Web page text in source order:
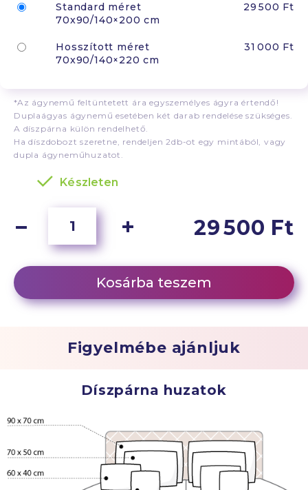
Standard méret
70x90/140×200 cm
29 500 Ft
Hosszított méret
70x90/140×220 cm
31 000 Ft
*Az ágynemű feltüntetett ára egyszemélyes ágyra értendő!
Duplaágyas ágynemű esetében két darab rendelése szükséges.
A díszpárna külön rendelhető.
Ha díszdobozt szeretne, rendeljen 2db-ot egy mintából, vagy
dupla ágyneműhuzatot.
Készleten
29 500 Ft
Kosárba teszem
Figyelmébe ajánljuk
Díszpárna huzatok